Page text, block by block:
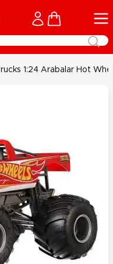
Cart
1:24 Arabalar Hot